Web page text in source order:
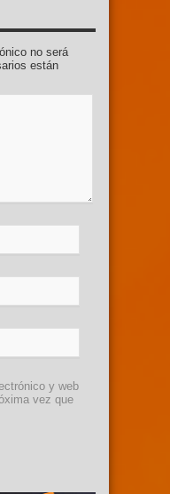
no será
están
y web
vez que